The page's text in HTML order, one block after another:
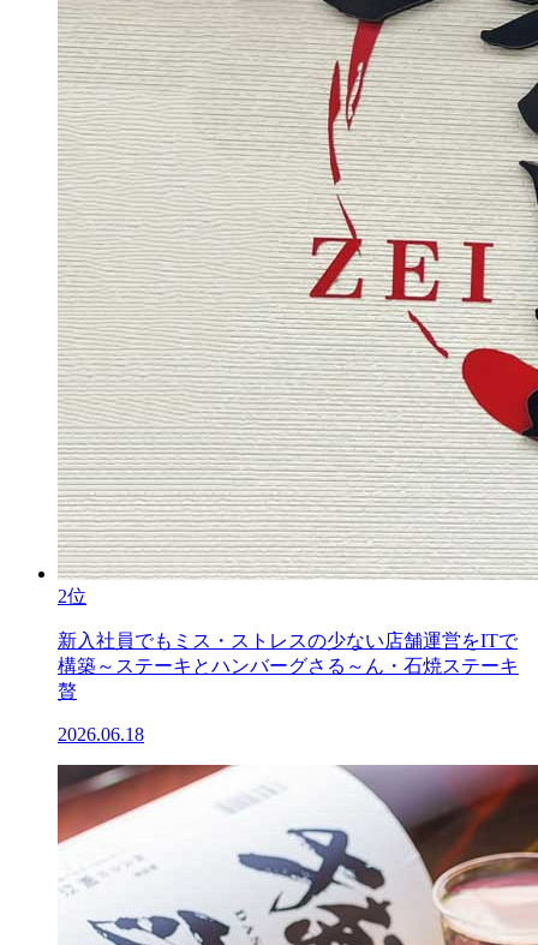
2位
新入社員でもミス・ストレスの少ない店舗運営をITで
構築～ステーキとハンバーグさる～ん・石焼ステーキ
贅
2026.06.18